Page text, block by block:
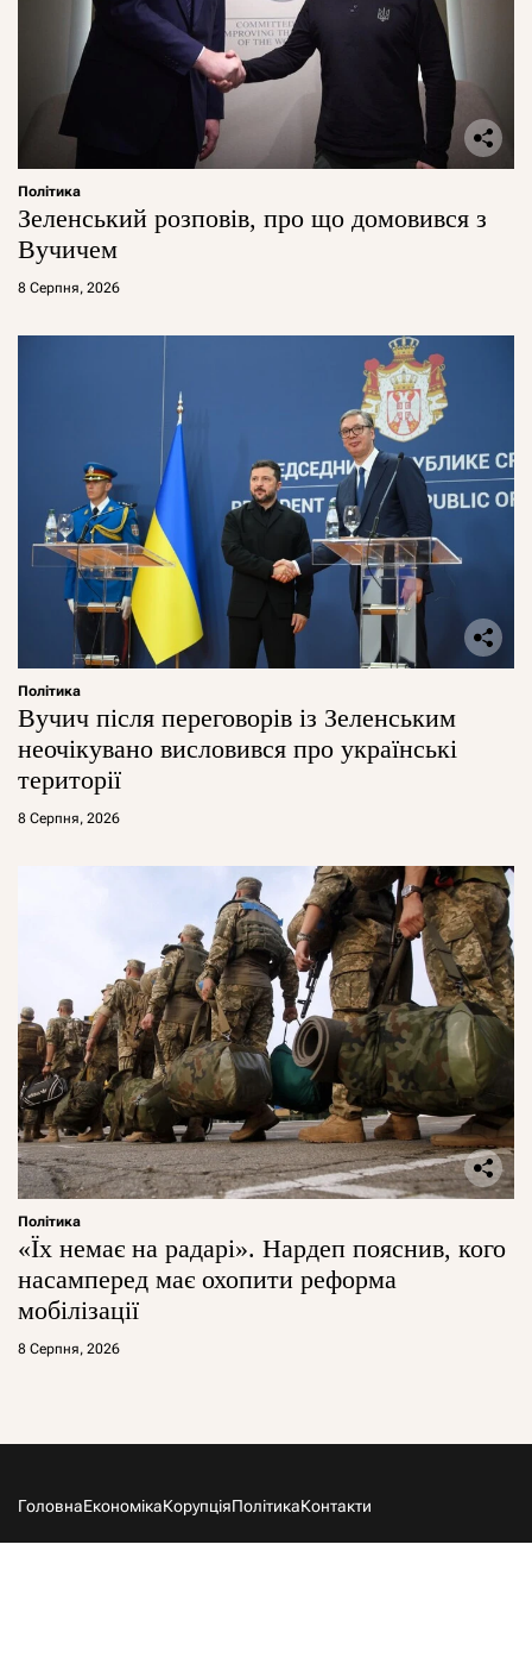
Політика
Зеленський розповів, про що домовився з
Вучичем
8 Серпня, 2026
Політика
Вучич після переговорів із Зеленським
неочікувано висловився про українські
території
8 Серпня, 2026
Політика
«Їх немає на радарі». Нардеп пояснив, кого
насамперед має охопити реформа
мобілізації
8 Серпня, 2026
ГоловнаЕкономікаКорупціяПолітикаКонтакти